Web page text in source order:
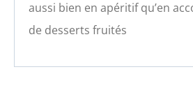
aussi bien en apéritif qu’en
de desserts fruités